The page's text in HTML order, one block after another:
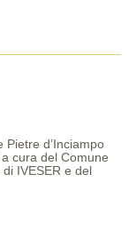
Pietre d’Inciampo
cura del Comune
IVESER e del